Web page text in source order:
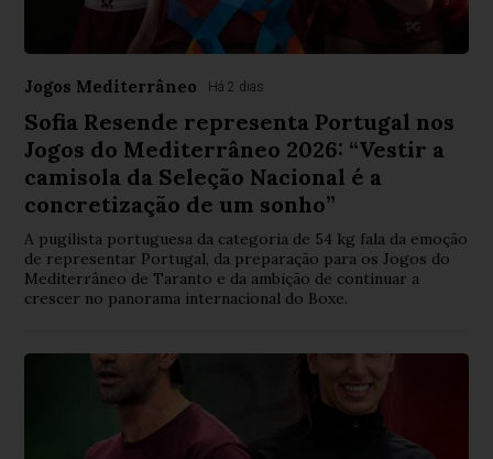
Jogos Mediterrâneo Há 2 dias
Sofia Resende representa Portugal nos
Jogos do Mediterrâneo 2026: “Vestir a
camisola da Seleção Nacional é a
concretização de um sonho”
A pugilista portuguesa da categoria de 54 kg fala da emoção
de representar Portugal, da preparação para os Jogos do
Mediterrâneo de Taranto e da ambição de continuar a
crescer no panorama internacional do Boxe.